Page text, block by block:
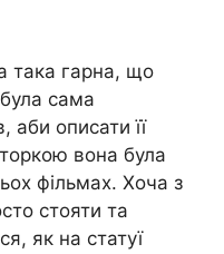
така гарна, що
сама
аби описати її
вона була
фільмах. Хоча з
стояти та
як на статуї